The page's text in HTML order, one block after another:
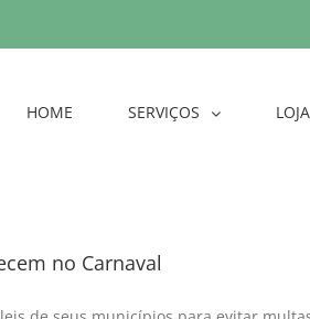
HOME SERVIÇOS LOJA
no Carnaval